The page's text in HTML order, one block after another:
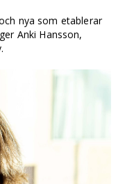
nya som etablerar
Anki Hansson,